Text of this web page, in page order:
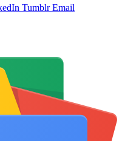
Tumblr Email